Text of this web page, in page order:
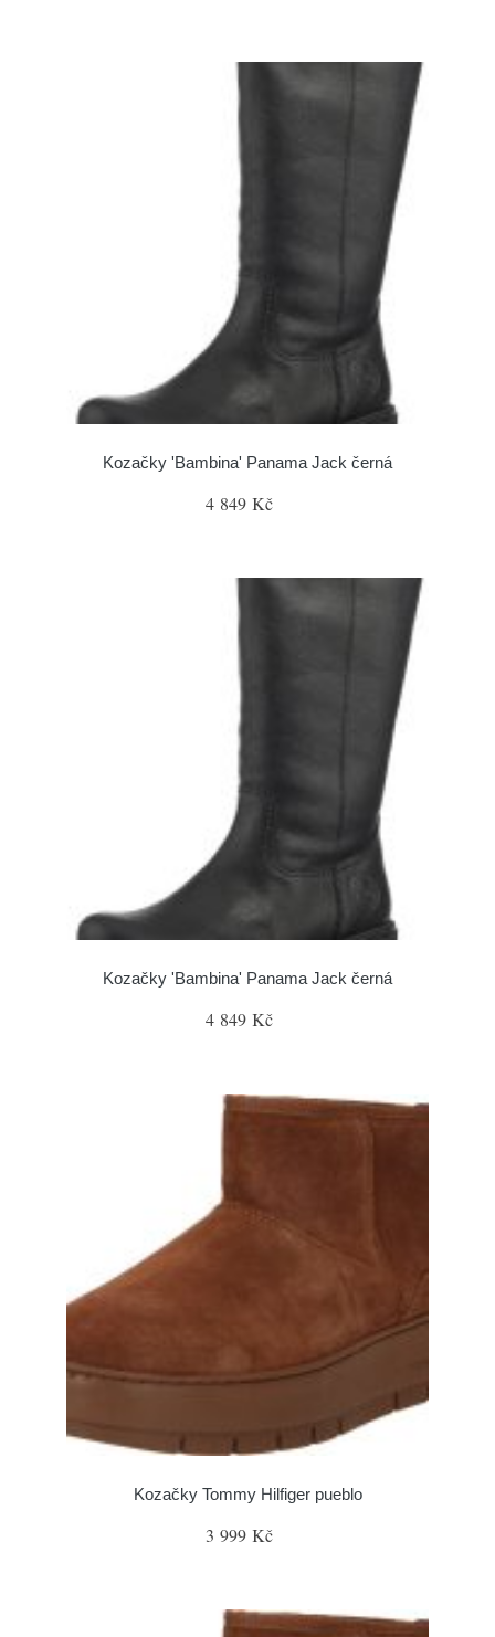
Kozačky 'Bambina' Panama Jack černá
4 849 Kč
Kozačky 'Bambina' Panama Jack černá
4 849 Kč
Kozačky Tommy Hilfiger pueblo
3 999 Kč